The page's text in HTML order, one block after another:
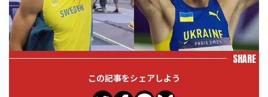
SHARE
この記事をシェアしよう